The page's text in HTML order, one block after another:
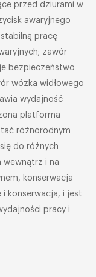
przed dziurami w
awaryjnego
pracę
zawór
bezpieczeństwo
wózka widłowego
wydajność
platforma
różnorodnym
do różnych
wewnątrz i na
konserwacja
konserwacja, i jest
pracy i